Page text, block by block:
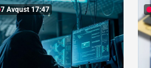
7 Avqust 17:47